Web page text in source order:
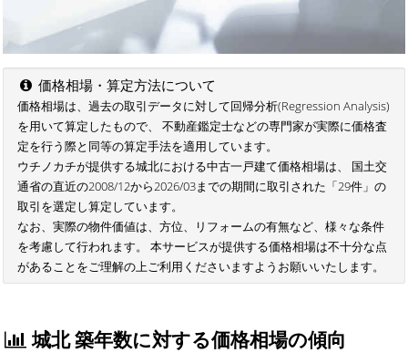
価格相場・算定方法について
価格相場は、過去の取引データに対して回帰分析(Regression Analysis)
を用いて算定したもので、 不動産鑑定士などの専門家が実際に価格査
定を行う際と同等の算定手法を適用しています。
ウチノカチが提供する城北における中古一戸建て価格相場は、 国土交
通省の直近の2008/12から2026/03までの期間に取引された「29件」の
取引を選定し算定しています。
なお、実際の物件価値は、方位、リフォームの有無など、様々な条件
を考慮して行われます。 本サービスが提供する価格相場は不十分な点
があることをご理解の上ご利用くださいますようお願いいたします。
城北 築年数に対する価格相場の傾向